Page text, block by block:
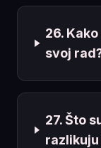
26.
svoj
27. Što